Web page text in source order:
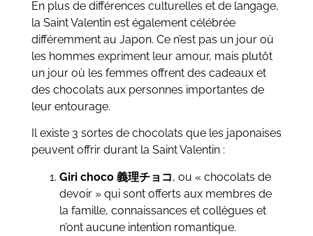
En plus de différences culturelles et de langage,
la Saint Valentin est également célébrée
différemment au Japon. Ce n’est pas un jour où
les hommes expriment leur amour, mais plutôt
un jour où les femmes offrent des cadeaux et
des chocolats aux personnes importantes de
leur entourage.
Il existe 3 sortes de chocolats que les japonaises
peuvent offrir durant la Saint Valentin :
Giri choco 義理チョコ, ou « chocolats de
devoir » qui sont offerts aux membres de
la famille, connaissances et collègues et
n’ont aucune intention romantique.